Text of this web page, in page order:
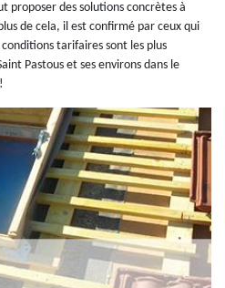
proposer des solutions concrètes à
de cela, il est confirmé par ceux qui
tarifaires sont les plus
Pastous et ses environs dans le